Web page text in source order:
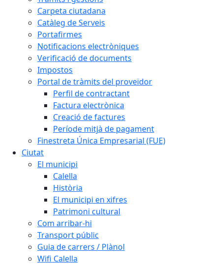
Carpeta ciutadana
Catàleg de Serveis
Portafirmes
Notificacions electròniques
Verificació de documents
Impostos
Portal de tràmits del proveïdor
Perfil de contractant
Factura electrònica
Creació de factures
Període mitjà de pagament
Finestreta Única Empresarial (FUE)
Ciutat
El municipi
Calella
Història
El municipi en xifres
Patrimoni cultural
Com arribar-hi
Transport públic
Guia de carrers / Plànol
Wifi Calella